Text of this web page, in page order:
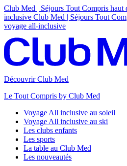
Club Med | Séjours Tout Compris haut
inclusive Club Med | Séjours Tout
voyage all-inclusive
Découvrir Club Med
Le Tout Compris by Club Med
Voyage All inclusive au soleil
Voyage All inclusive au ski
Les clubs enfants
Les sports
La table au Club Med
Les nouveautés